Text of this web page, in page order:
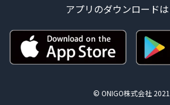
アプリのダウンロード
© ONIGO株式会社 2021